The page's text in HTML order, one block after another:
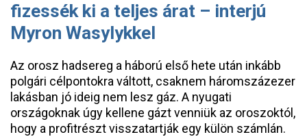
fizessék ki a teljes árat – interjú
Myron Wasylykkel
Az orosz hadsereg a háború első hete után inkább
polgári célpontokra váltott, csaknem háromszázezer
lakásban jó ideig nem lesz gáz. A nyugati
országoknak úgy kellene gázt venniük az oroszoktól,
hogy a profitrészt visszatartják egy külön számlán.